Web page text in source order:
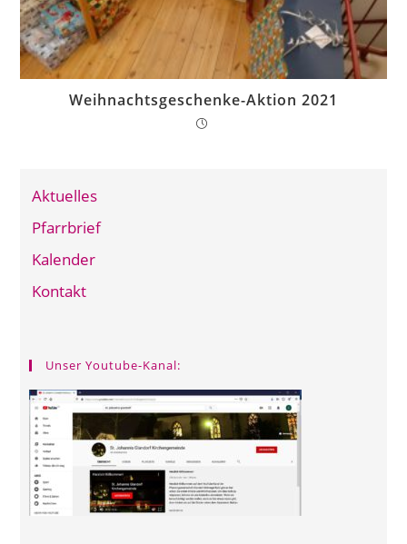
Weihnachtsgeschenke-Aktion 2021
Aktuelles
Pfarrbrief
Kalender
Kontakt
Unser Youtube-Kanal: